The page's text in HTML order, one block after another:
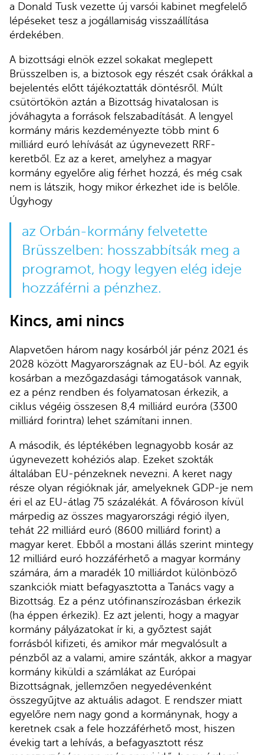
a Donald Tusk vezette új varsói kabinet megfelelő
lépéseket tesz a jogállamiság visszaállítása
érdekében.
A bizottsági elnök ezzel sokakat meglepett
Brüsszelben is, a biztosok egy részét csak órákkal a
bejelentés előtt tájékoztatták döntésről. Múlt
csütörtökön aztán a Bizottság hivatalosan is
jóváhagyta a források felszabadítását. A lengyel
kormány máris kezdeményezte több mint 6
milliárd euró lehívását az úgynevezett RRF-
keretből. Ez az a keret, amelyhez a magyar
kormány egyelőre alig férhet hozzá, és még csak
nem is látszik, hogy mikor érkezhet ide is belőle.
Úgyhogy
az Orbán-kormány felvetette
Brüsszelben: hosszabbítsák meg a
programot, hogy legyen elég ideje
hozzáférni a pénzhez.
Kincs, ami nincs
Alapvetően három nagy kosárból jár pénz 2021 és
2028 között Magyarországnak az EU-ból. Az egyik
kosárban a mezőgazdasági támogatások vannak,
ez a pénz rendben és folyamatosan érkezik, a
ciklus végéig összesen 8,4 milliárd euróra (3300
milliárd forintra) lehet számítani innen.
A második, és léptékében legnagyobb kosár az
úgynevezett kohéziós alap. Ezeket szokták
általában EU-pénzeknek nevezni. A keret nagy
része olyan régióknak jár, amelyeknek GDP-je nem
éri el az EU-átlag 75 százalékát. A fővároson kívül
márpedig az összes magyarországi régió ilyen,
tehát 22 milliárd euró (8600 milliárd forint) a
magyar keret. Ebből a mostani állás szerint mintegy
12 milliárd euró hozzáférhető a magyar kormány
számára, ám a maradék 10 milliárdot különböző
szankciók miatt befagyasztotta a Tanács vagy a
Bizottság. Ez a pénz utófinanszírozásban érkezik
(ha éppen érkezik). Ez azt jelenti, hogy a magyar
kormány pályázatokat ír ki, a győztest saját
forrásból kifizeti, és amikor már megvalósult a
pénzből az a valami, amire szánták, akkor a magyar
kormány kiküldi a számlákat az Európai
Bizottságnak, jellemzően negyedévenként
összegyűjtve az aktuális adagot. E rendszer miatt
egyelőre nem nagy gond a kormánynak, hogy a
keretnek csak a fele hozzáférhető most, hiszen
évekig tart a lehívás, a befagyasztott rész